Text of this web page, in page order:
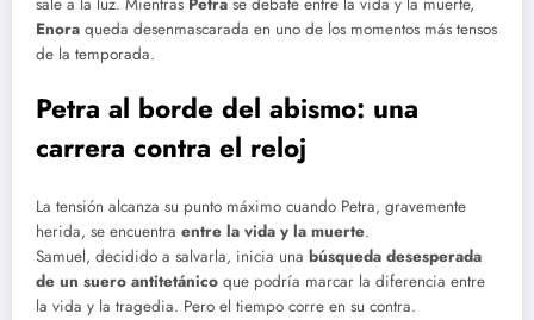
Enora queda desenmascarada en uno de los momentos más tensos
de la temporada.
Petra al borde del abismo: una
carrera contra el reloj
La tensión alcanza su punto máximo cuando Petra, gravemente
herida, se encuentra entre la vida y la muerte.
Samuel, decidido a salvarla, inicia una búsqueda desesperada
de un suero antitetánico que podría marcar la diferencia entre
la vida y la tragedia. Pero el tiempo corre en su contra.